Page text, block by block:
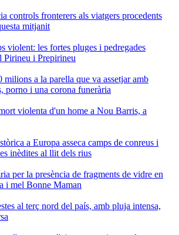
controls fronterers als viatgers procedents
mitjanit
violent: les fortes pluges i pedregades
Pirineu i Prepirineu
milions a la parella que va assetjar amb
porno i una corona funerària
violenta d'un home a Nou Barris, a
a Europa asseca camps de conreus i
inèdites al llit dels rius
per la presència de fragments de vidre en
i mel Bonne Maman
al terç nord del país, amb pluja intensa,